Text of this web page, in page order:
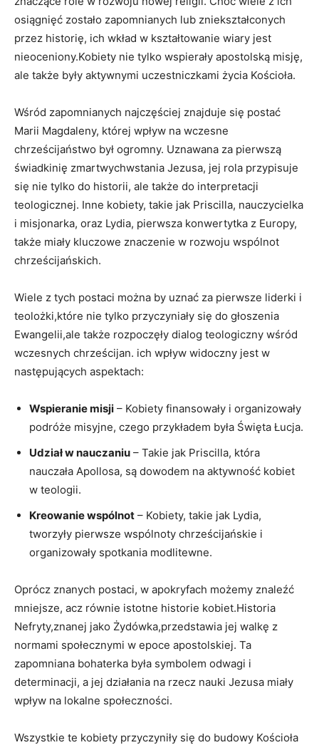
osiągnięć zostało zapomnianych lub ‍zniekształconych
przez ‍historię, ich‍ wkład w kształtowanie ​wiary jest
nieoceniony.Kobiety nie tylko ⁢wspierały apostolską misję,
ale⁢ także były aktywnymi uczestniczkami życia ‌Kościoła.
Wśród zapomnianych ‍najczęściej znajduje się postać
Marii Magdaleny, której wpływ ‌na wczesne
chrześcijaństwo był ogromny. Uznawana za pierwszą‌
świadkinię zmartwychwstania Jezusa, jej rola przypisuje
się nie tylko ⁤do historii, ale także ‌do interpretacji
teologicznej. Inne kobiety, takie jak Priscilla, nauczycielka
⁤i misjonarka, ‍oraz ⁢Lydia, pierwsza konwertytka z⁢ Europy,
także miały kluczowe znaczenie w rozwoju wspólnot
chrześcijańskich.
Wiele z⁤ tych ​postaci⁤ można by uznać ⁤za pierwsze liderki i
teolożki,które nie tylko​ przyczyniały się do⁤ głoszenia
⁢Ewangelii,ale ‌także rozpoczęły dialog teologiczny wśród
wczesnych chrześcijan. ich wpływ widoczny jest w
następujących aspektach:
Wspieranie⁢ misji ⁣– Kobiety finansowały i organizowały
podróże misyjne, czego przykładem była Święta ‍Łucja.
Udział⁤ w nauczaniu – Takie​ jak Priscilla, która
nauczała Apollosa, są dowodem na aktywność kobiet
w teologii.
Kreowanie ⁢wspólnot – Kobiety, takie jak Lydia,
tworzyły pierwsze wspólnoty chrześcijańskie i⁣
organizowały spotkania modlitewne.
Oprócz znanych postaci,‍ w apokryfach możemy znaleźć
mniejsze, acz równie istotne historie kobiet.Historia
Nefryty,znanej jako Żydówka,przedstawia jej walkę z
normami społecznymi w ⁤epoce apostolskiej. Ta
zapomniana‍ bohaterka była symbolem odwagi i
determinacji, a jej działania na ⁣rzecz‌ nauki Jezusa miały
wpływ na lokalne społeczności.
Wszystkie te​ kobiety przyczyniły się do budowy Kościoła‍